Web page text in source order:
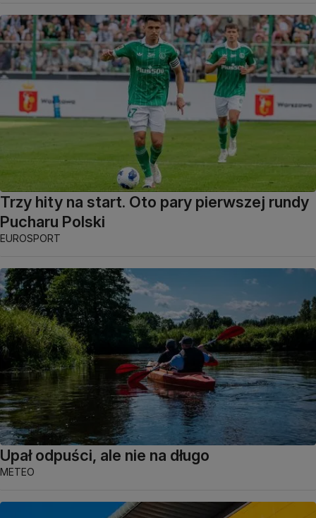
Trzy hity na start. Oto pary pierwszej rundy
Pucharu Polski
EUROSPORT
Upał odpuści, ale nie na długo
METEO